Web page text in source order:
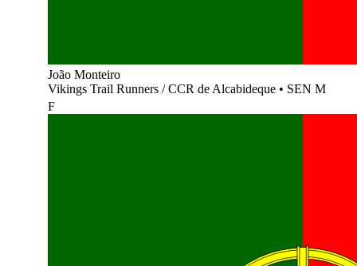
João Monteiro
Vikings Trail Runners / CCR de Alcabideque • SEN M
F